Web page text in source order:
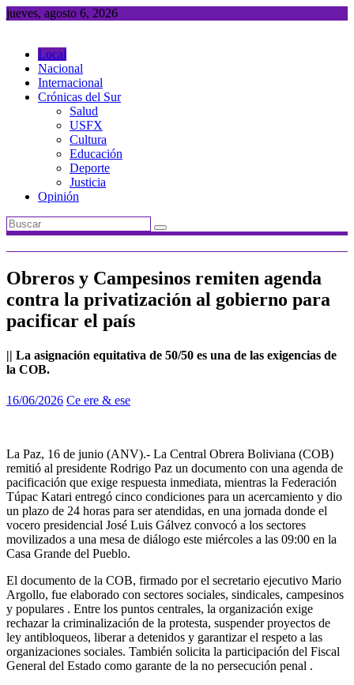
Saltar
jueves, agosto 6, 2026
Local
Nacional
Internacional
Crónicas del Sur
Salud
USFX
Cultura
Educación
Deporte
Justicia
Opinión
Obreros y Campesinos remiten agenda
contra la privatización al gobierno para
pacificar el país
|| La asignación equitativa de 50/50 es una de las exigencias de
la COB.
16/06/2026 Ce ere & ese
La Paz, 16 de junio (ANV).- La Central Obrera Boliviana (COB)
remitió al presidente Rodrigo Paz un documento con una agenda de
pacificación que exige respuesta inmediata, mientras la Federación
Túpac Katari entregó cinco condiciones para un acercamiento y dio
un plazo de 24 horas para ser atendidas, en una jornada donde el
vocero presidencial José Luis Gálvez convocó a los sectores
movilizados a una mesa de diálogo este miércoles a las 09:00 en la
Casa Grande del Pueblo.
El documento de la COB, firmado por el secretario ejecutivo Mario
Argollo, fue elaborado con sectores sociales, sindicales, campesinos
y populares . Entre los puntos centrales, la organización exige
rechazar la criminalización de la protesta, suspender proyectos de
ley antibloqueos, liberar a detenidos y garantizar el respeto a las
organizaciones sociales. También solicita la participación del Fiscal
General del Estado como garante de la no persecución penal .